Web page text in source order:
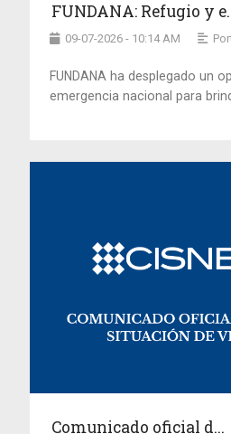
FUNDANA: Refugio y
09-07-2026 - 10:14 AM
FUNDANA ha desplegado un
emergencia nacional para
Comunicado oficial d...